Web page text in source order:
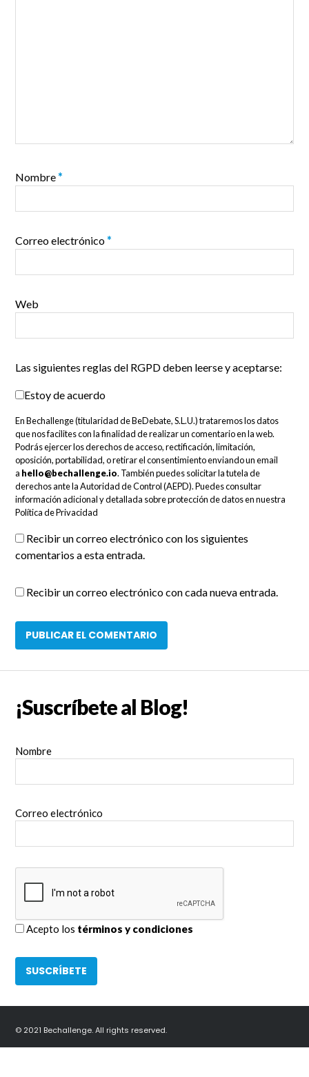
Nombre*
Correo electrónico*
Web
Las siguientes reglas del RGPD deben leerse y aceptarse:
Estoy de acuerdo
En Bechallenge (titularidad de BeDebate, S.L.U.) trataremos los datos
que nos facilites con la finalidad de realizar un comentario en la web.
Podrás ejercer los derechos de acceso, rectificación, limitación,
oposición, portabilidad, o retirar el consentimiento enviando un email
a hello@bechallenge.io. También puedes solicitar la tutela de
derechos ante la Autoridad de Control (AEPD). Puedes consultar
información adicional y detallada sobre protección de datos en nuestra
Política de Privacidad
Recibir un correo electrónico con los siguientes
comentarios a esta entrada.
Recibir un correo electrónico con cada nueva entrada.
¡Suscríbete al Blog!
Nombre
Correo electrónico
Acepto los términos y condiciones
© 2021 Bechallenge. All rights reserved.